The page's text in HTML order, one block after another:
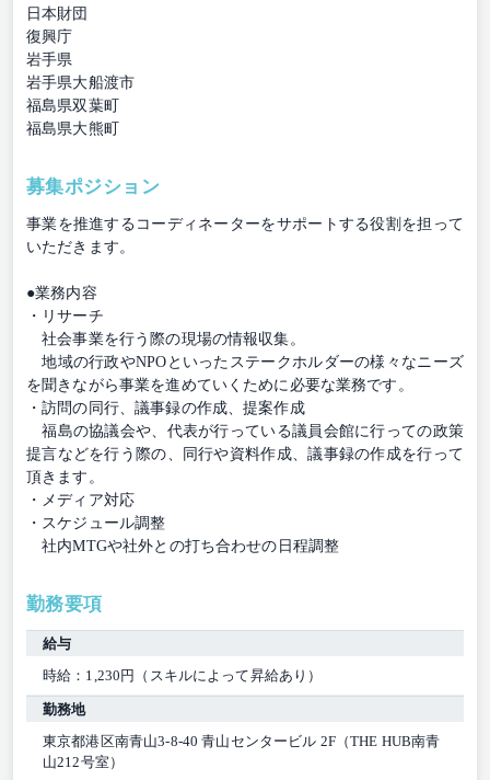
日本財団
復興庁
岩手県
岩手県大船渡市
福島県双葉町
福島県大熊町
募集ポジション
事業を推進するコーディネーターをサポートする役割を担って
いただきます。
●業務内容
・リサーチ
社会事業を行う際の現場の情報収集。
地域の行政やNPOといったステークホルダーの様々なニーズ
を聞きながら事業を進めていくために必要な業務です。
・訪問の同行、議事録の作成、提案作成
福島の協議会や、代表が行っている議員会館に行っての政策
提言などを行う際の、同行や資料作成、議事録の作成を行って
頂きます。
・メディア対応
・スケジュール調整
社内MTGや社外との打ち合わせの日程調整
勤務要項
給与
時給：1,230円（スキルによって昇給あり）
勤務地
東京都港区南青山3-8-40 青山センタービル 2F（THE HUB南青
山212号室）